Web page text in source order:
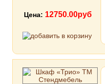
Цена: 12750.00руб